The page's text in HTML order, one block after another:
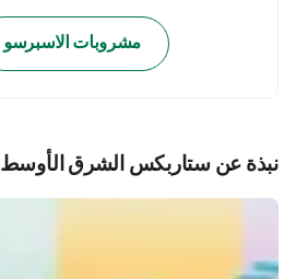
مشروبات الاسبرسو
نبذة عن ستاربكس الشرق الأوسط